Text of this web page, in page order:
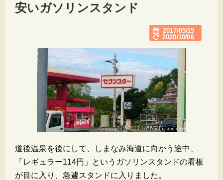
安いガソリンスタンド
2017/05/15
2020/10/06
道後温泉を後にして、しまなみ海道に向かう途中、
「レギュラー114円」というガソリンスタンドの看板
が目に入り、急遽スタンドに入りました。